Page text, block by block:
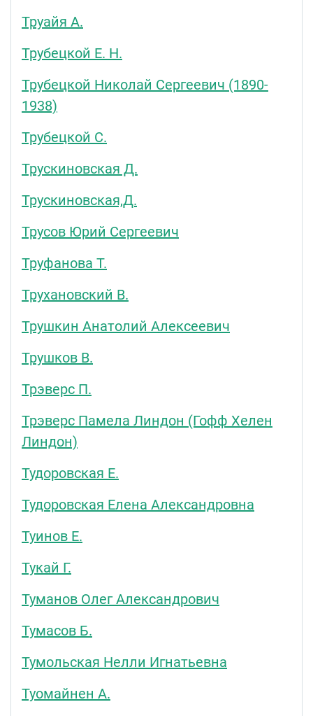
Труайя А.
Трубецкой Е. Н.
Трубецкой Николай Сергеевич (1890-
1938)
Трубецкой С.
Трускиновская Д.
Трускиновская,Д.
Трусов Юрий Сергеевич
Труфанова Т.
Трухановский В.
Трушкин Анатолий Алексеевич
Трушков В.
Трэверс П.
Трэверс Памела Линдон (Гофф Хелен
Линдон)
Тудоровская Е.
Тудоровская Елена Александровна
Туинов Е.
Тукай Г.
Туманов Олег Александрович
Тумасов Б.
Тумольская Нелли Игнатьевна
Туомайнен А.